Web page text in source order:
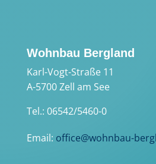
Wohnbau Bergland
Karl-Vogt-Straße 11
A-5700 Zell am See
Tel.: 06542/5460-0
Email: office@wohnbau-